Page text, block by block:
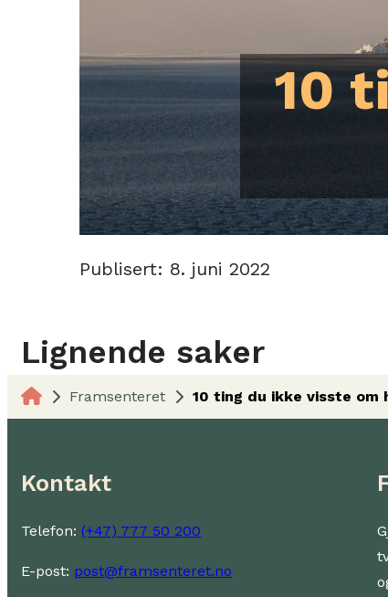
10
Publisert: 8. juni 2022
Lignende saker
Framsenteret 10 ting du ikke visste om
Kontakt
Telefon: (+47) 777 50 200
E-post: post@framsenteret.no